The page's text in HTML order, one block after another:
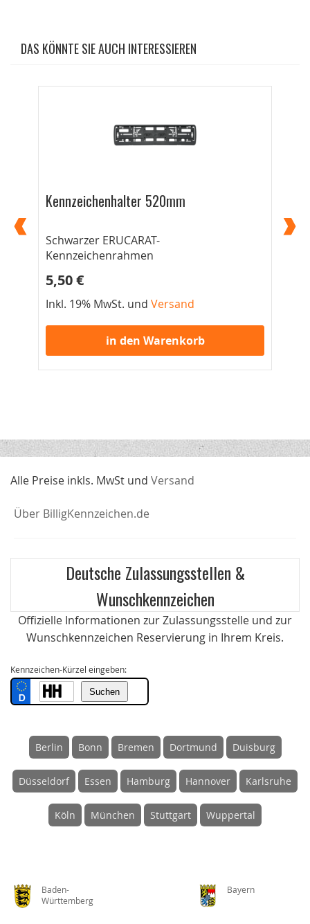
DAS KÖNNTE SIE AUCH INTERESSIEREN
Kennzeichenhalter 520mm
Schwarzer ERUCARAT-
Kennzeichenrahmen
5,50 €
Inkl. 19% MwSt. und Versand
in den Warenkorb
Alle Preise inkls. MwSt und Versand
Über BilligKennzeichen.de
Deutsche Zulassungsstellen &
Wunschkennzeichen
Offizielle Informationen zur Zulassungsstelle und zur
Wunschkennzeichen Reservierung in Ihrem Kreis.
Kennzeichen-Kürzel eingeben:
Berlin Bonn Bremen Dortmund Duisburg
Düsseldorf Essen Hamburg Hannover Karlsruhe
Köln München Stuttgart Wuppertal
Baden-
Württemberg
Bayern